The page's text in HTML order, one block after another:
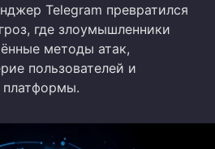
Telegram превратился
где злоумышленники
методы атак,
пользователей и
платформы.